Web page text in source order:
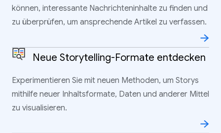
können, interessante Nachrichteninhalte zu finden und
zu überprüfen, um ansprechende Artikel zu verfassen.
Neue Storytelling-Formate entdecken
Experimentieren Sie mit neuen Methoden, um Storys
mithilfe neuer Inhaltsformate, Daten und anderer Mittel
zu visualisieren.